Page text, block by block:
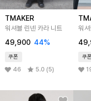
TMAKER
워셔블 린넨 카라 니트
49,900 44%
쿠폰
46 5.0 (5)
워
쿠폰